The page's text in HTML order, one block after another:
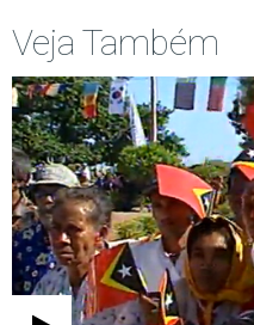
Veja Também